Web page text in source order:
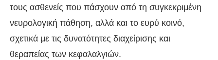
τους ασθενείς που πάσχουν από τη συγκεκριμένη
νευρολογική πάθηση, αλλά και το ευρύ κοινό,
σχετικά με τις δυνατότητες διαχείρισης και
θεραπείας των κεφαλαλγιών.